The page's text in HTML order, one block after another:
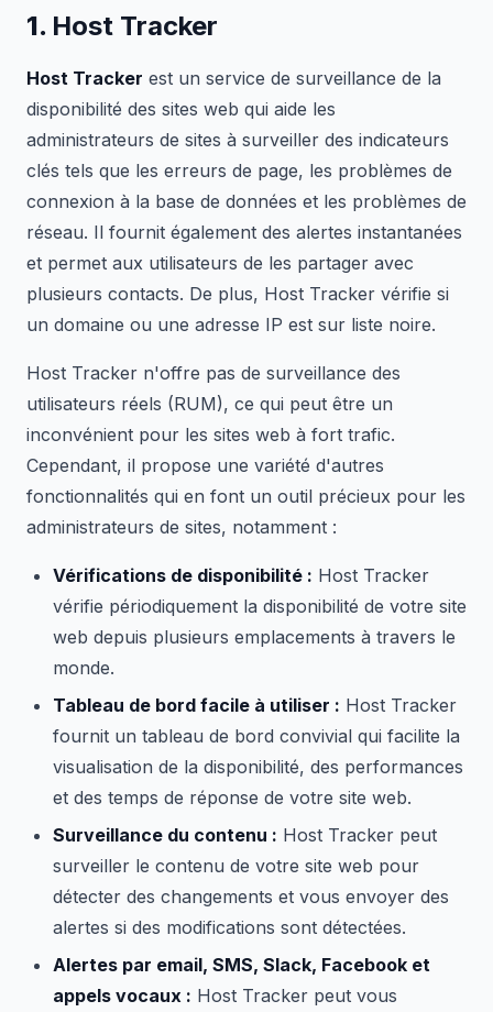
1. Host Tracker
Host Tracker est un service de surveillance de la
disponibilité des sites web qui aide les
administrateurs de sites à surveiller des indicateurs
clés tels que les erreurs de page, les problèmes de
connexion à la base de données et les problèmes de
réseau. Il fournit également des alertes instantanées
et permet aux utilisateurs de les partager avec
plusieurs contacts. De plus, Host Tracker vérifie si
un domaine ou une adresse IP est sur liste noire.
Host Tracker n'offre pas de surveillance des
utilisateurs réels (RUM), ce qui peut être un
inconvénient pour les sites web à fort trafic.
Cependant, il propose une variété d'autres
fonctionnalités qui en font un outil précieux pour les
administrateurs de sites, notamment :
Vérifications de disponibilité : Host Tracker
vérifie périodiquement la disponibilité de votre site
web depuis plusieurs emplacements à travers le
monde.
Tableau de bord facile à utiliser : Host Tracker
fournit un tableau de bord convivial qui facilite la
visualisation de la disponibilité, des performances
et des temps de réponse de votre site web.
Surveillance du contenu : Host Tracker peut
surveiller le contenu de votre site web pour
détecter des changements et vous envoyer des
alertes si des modifications sont détectées.
Alertes par email, SMS, Slack, Facebook et
appels vocaux : Host Tracker peut vous